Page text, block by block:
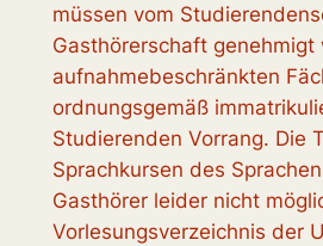
müssen vom
Gasthörerschaft genehmigt
aufnahmebeschränkten
ordnungsgemäß
Studierenden Vorrang. Die
Sprachkursen des
Gasthörer leider nicht
Vorlesungsverzeichnis der